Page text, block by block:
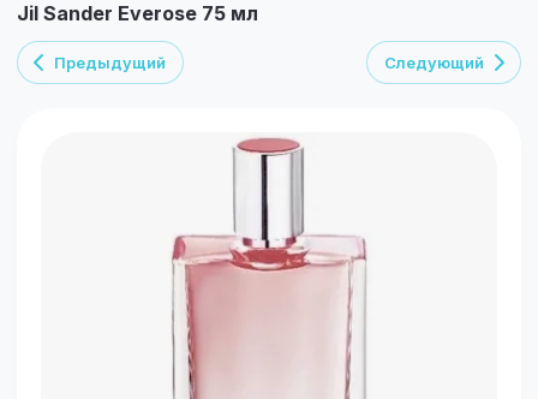
Jil Sander Everose 75 мл
Предыдущий Следующий